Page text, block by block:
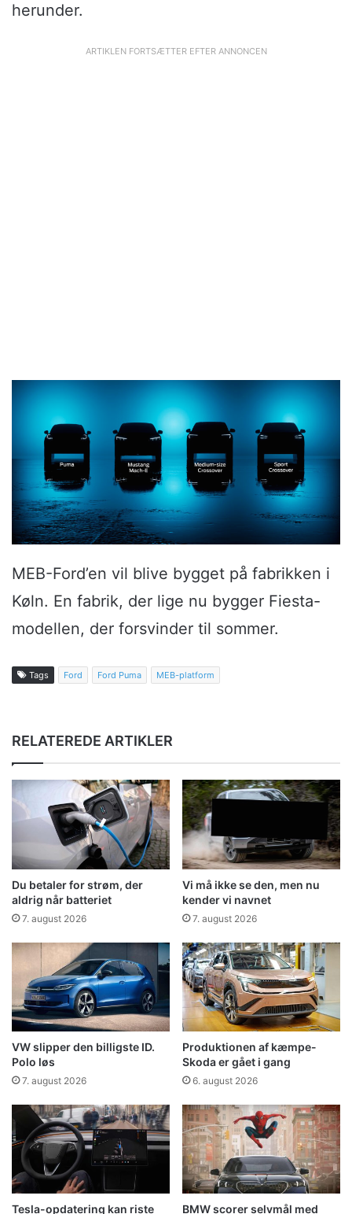
herunder.
ARTIKLEN FORTSÆTTER EFTER ANNONCEN
MEB-Ford’en vil blive bygget på fabrikken i
Køln. En fabrik, der lige nu bygger Fiesta-
modellen, der forsvinder til sommer.
Tags Ford Ford Puma MEB-platform
RELATEREDE ARTIKLER
Du betaler for strøm, der
aldrig når batteriet
7. august 2026
Vi må ikke se den, men nu
kender vi navnet
7. august 2026
VW slipper den billigste ID.
Polo løs
7. august 2026
Produktionen af kæmpe-
Skoda er gået i gang
6. august 2026
Tesla-opdatering kan riste
BMW scorer selvmål med